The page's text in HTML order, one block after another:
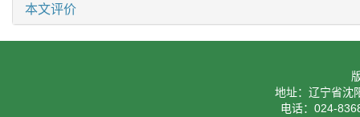
本文评价
地址：辽宁省沈
电话：024-